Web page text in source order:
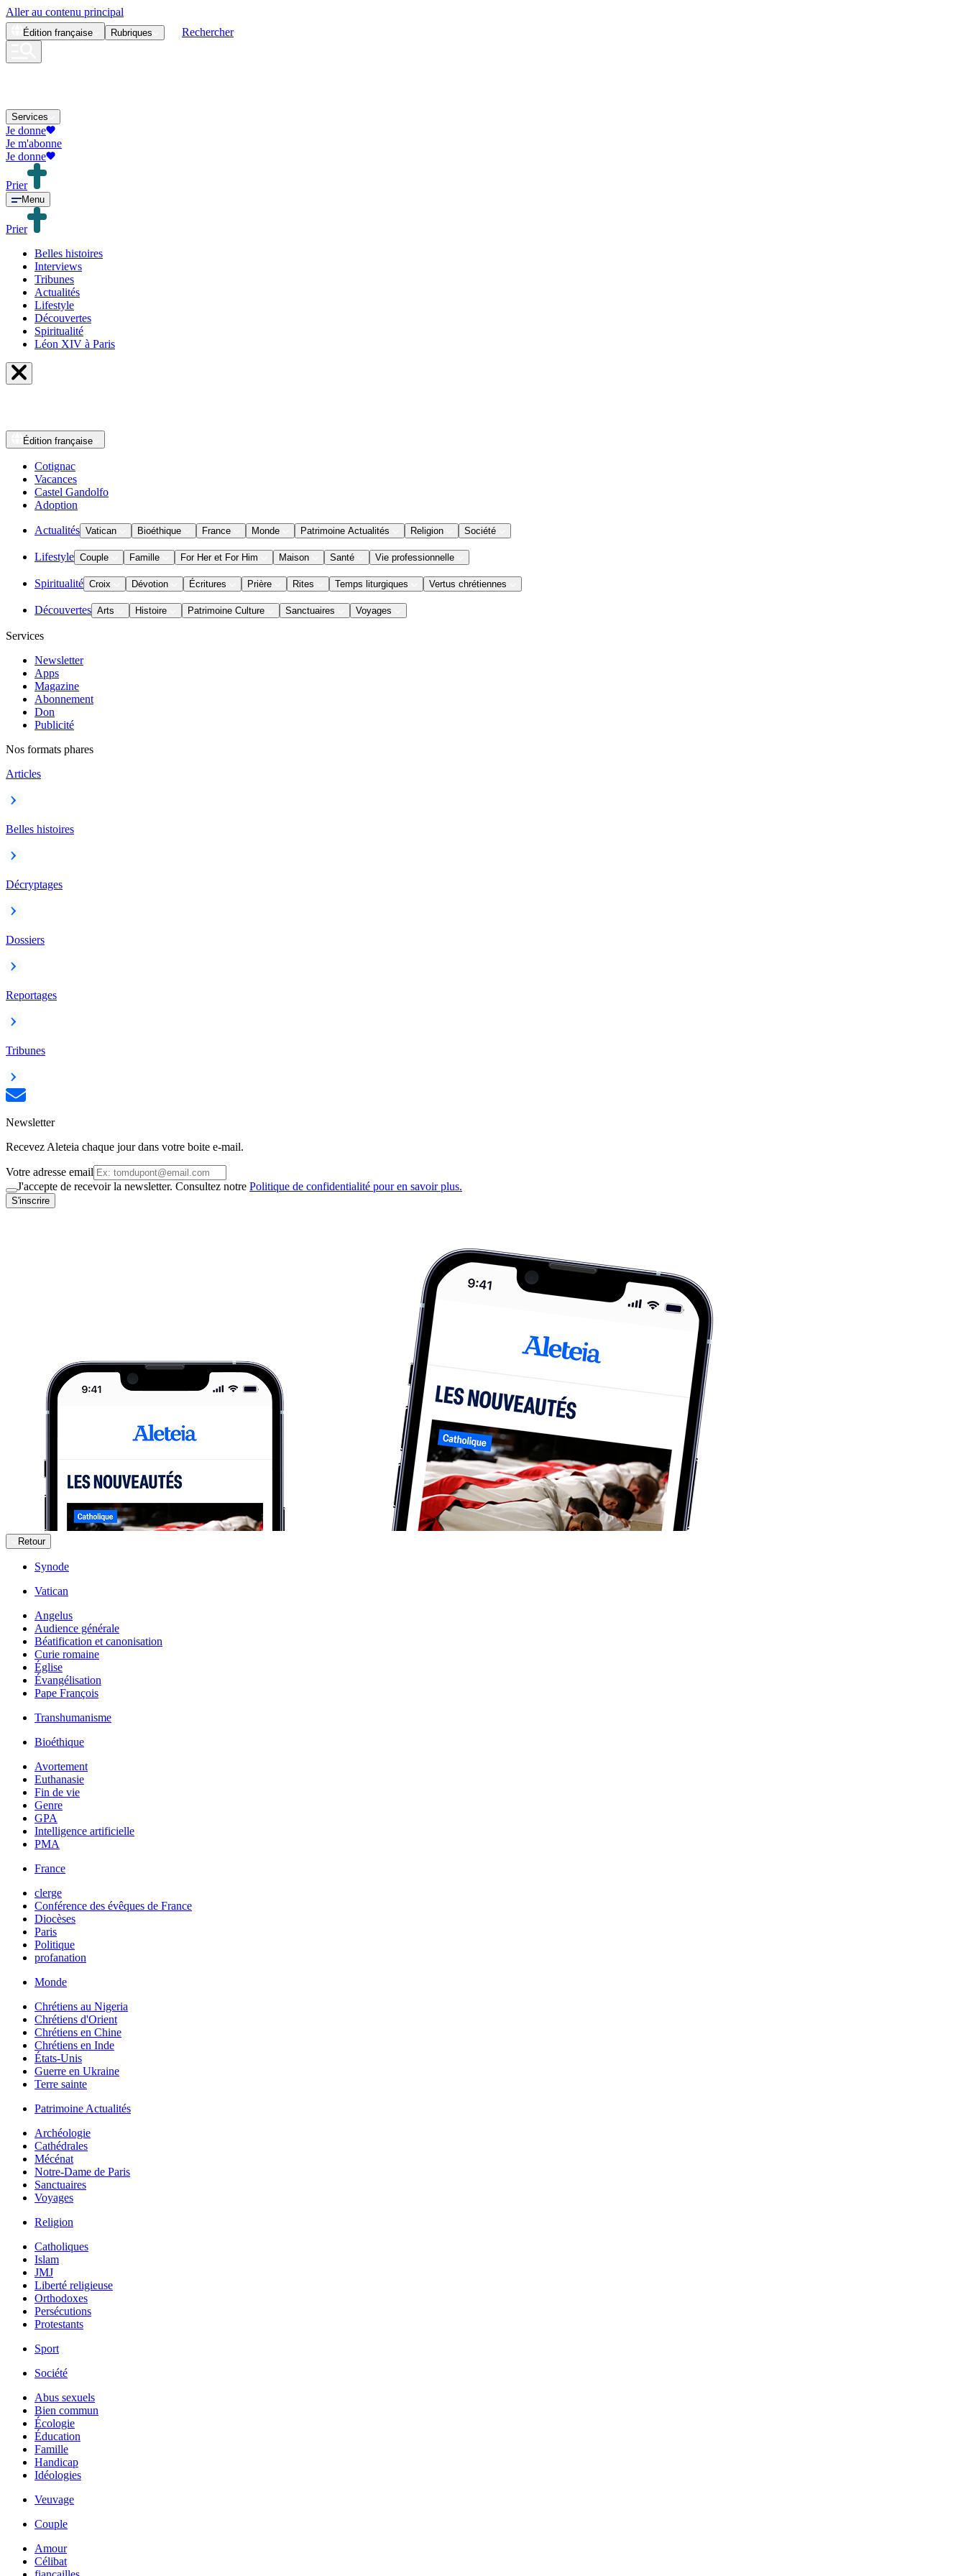
Aller au contenu principal
Édition française Rubriques Rechercher
Services
Je donne
Je m'abonne
Je donne
Prier
Menu
Prier
Belles histoires
Interviews
Tribunes
Actualités
Lifestyle
Découvertes
Spiritualité
Léon XIV à Paris
Édition française
Cotignac
Vacances
Castel Gandolfo
Adoption
Actualités Vatican Bioéthique France Monde Patrimoine Actualités Religion Société
Lifestyle Couple Famille For Her et For Him Maison Santé Vie professionnelle
Spiritualité Croix Dévotion Écritures Prière Rites Temps liturgiques Vertus chrétiennes
Découvertes Arts Histoire Patrimoine Culture Sanctuaires Voyages
Services
Newsletter
Apps
Magazine
Abonnement
Don
Publicité
Nos formats phares
Articles
Belles histoires
Décryptages
Dossiers
Reportages
Tribunes
Newsletter
Recevez Aleteia chaque jour dans votre boite e-mail.
Votre adresse email
J'accepte de recevoir la newsletter. Consultez notre Politique de confidentialité pour en savoir plus.
S'inscrire
Retour
Synode
Vatican
Angelus
Audience générale
Béatification et canonisation
Curie romaine
Église
Évangélisation
Pape François
Transhumanisme
Bioéthique
Avortement
Euthanasie
Fin de vie
Genre
GPA
Intelligence artificielle
PMA
France
clerge
Conférence des évêques de France
Diocèses
Paris
Politique
profanation
Monde
Chrétiens au Nigeria
Chrétiens d'Orient
Chrétiens en Chine
Chrétiens en Inde
États-Unis
Guerre en Ukraine
Terre sainte
Patrimoine Actualités
Archéologie
Cathédrales
Mécénat
Notre-Dame de Paris
Sanctuaires
Voyages
Religion
Catholiques
Islam
JMJ
Liberté religieuse
Orthodoxes
Persécutions
Protestants
Sport
Société
Abus sexuels
Bien commun
Écologie
Éducation
Famille
Handicap
Idéologies
Veuvage
Couple
Amour
Célibat